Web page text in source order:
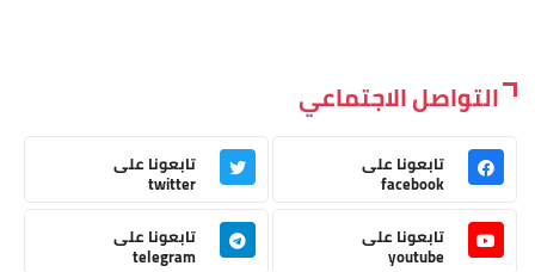
التواصل الاجتماعي
تابعونا على
facebook
تابعونا على
twitter
تابعونا على
youtube
تابعونا على
telegram